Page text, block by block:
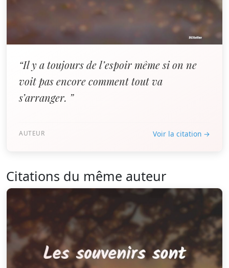
“Il y a toujours de l’espoir même si on ne
voit pas encore comment tout va
s’arranger. ”
AUTEUR Voir la citation →
Citations du même auteur